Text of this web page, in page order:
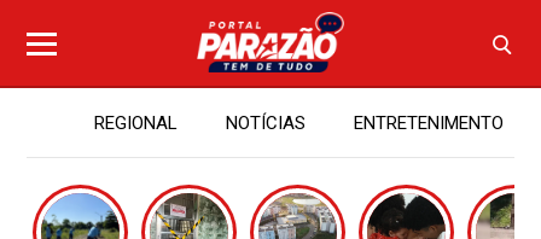
REGIONAL NOTÍCIAS ENTRETENIMENTO